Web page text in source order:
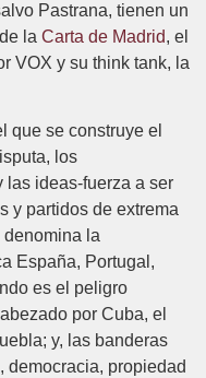
Pastrana, tienen un
la Carta de Madrid, el
VOX y su think tank, la
que se construye el
los
las ideas-fuerza a ser
y partidos de extrema
la
España, Portugal,
es el peligro
por Cuba, el
y, las banderas
democracia, propiedad